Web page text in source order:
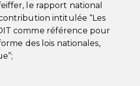
le rapport national
intitulée “Les
comme référence pour
des lois nationales,